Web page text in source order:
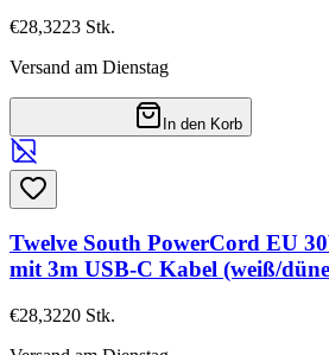
€28,3223 Stk.
Versand am Dienstag
In den Korb
Twelve South PowerCord EU
mit 3m USB-C Kabel (weiß/
€28,3220 Stk.